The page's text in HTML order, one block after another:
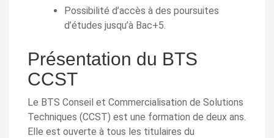
Possibilité d’accès à des poursuites
d’études jusqu’à Bac+5.
Présentation du BTS
CCST
Le BTS Conseil et Commercialisation de Solutions
Techniques (CCST) est une formation de deux ans.
Elle est ouverte à tous les titulaires du